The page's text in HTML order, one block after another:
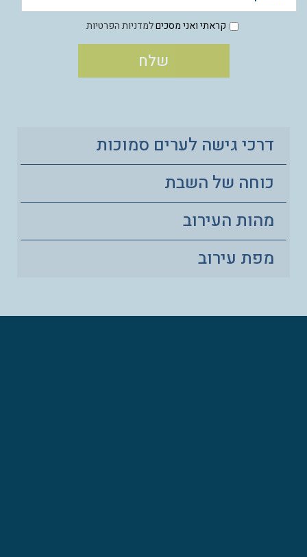
קראתי ואני מסכיםלמדניות הפרטיות
דרכי גישה לערים סמוכות
כוחה של השבת
מהות העירוב
מפת עירוב